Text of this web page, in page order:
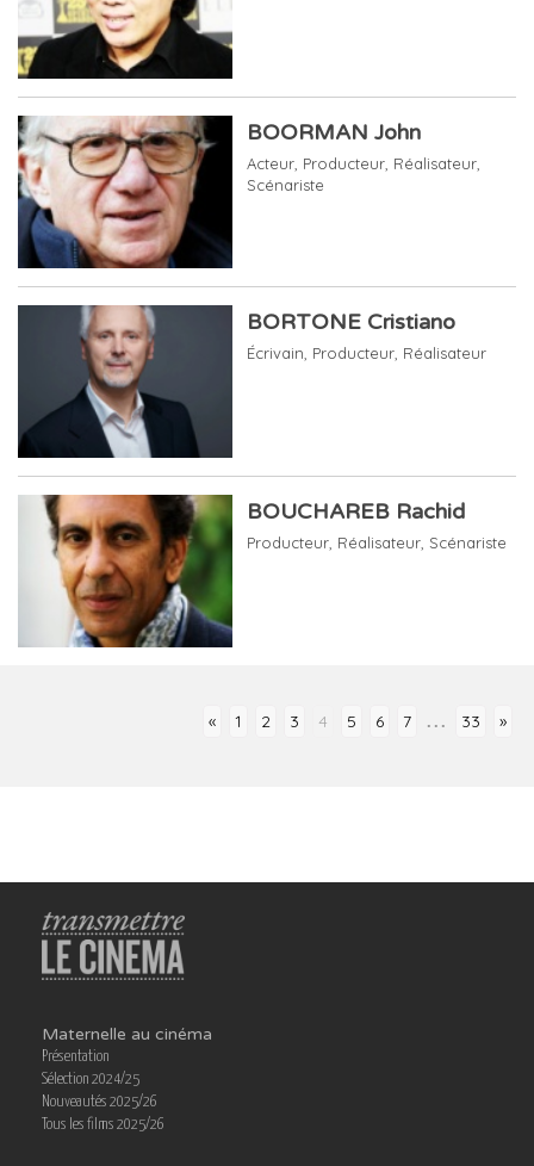
BOORMAN John
Acteur Producteur Réalisateur
Scénariste
BORTONE Cristiano
Écrivain Producteur Réalisateur
BOUCHAREB Rachid
Producteur Réalisateur Scénariste
« 1 2 3 4 5 6 7 ... 33 »
Maternelle au cinéma
Présentation
Sélection 2024/25
Nouveautés 2025/26
Tous les films 2025/26